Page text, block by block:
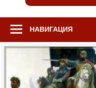
НАВИГАЦИЯ